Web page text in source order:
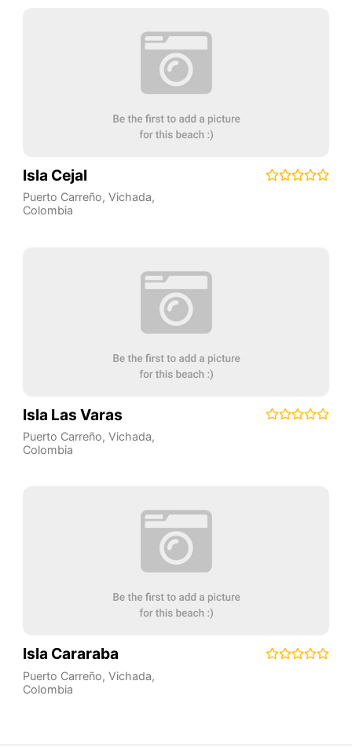
Isla Cejal
Puerto Carreño, Vichada,
Colombia
Isla Las Varas
Puerto Carreño, Vichada,
Colombia
Isla Cararaba
Puerto Carreño, Vichada,
Colombia